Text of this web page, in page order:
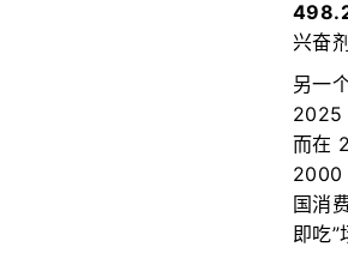
兴奋
另一
2025
而在
2000
国消
即吃”